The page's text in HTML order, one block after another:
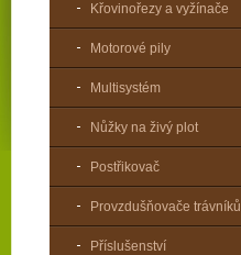
Křovinořezy a vyžínače
Motorové pily
Multisystém
Nůžky na živý plot
Postřikovač
Provzdušňovače trávníků
Příslušenství